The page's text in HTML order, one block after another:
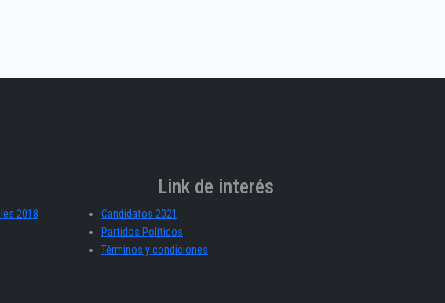
2018
Link de interés
Candidatos 2021
Partidos Políticos
Términos y condiciones